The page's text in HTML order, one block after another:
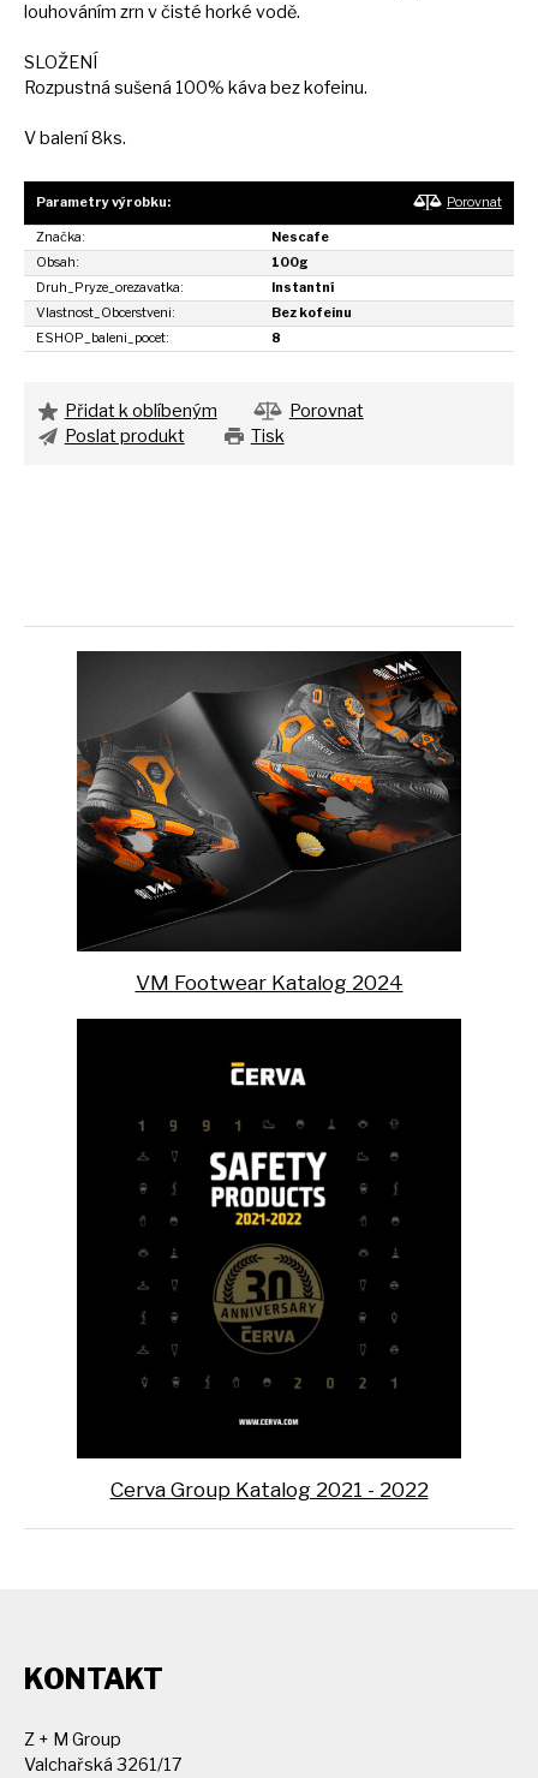
louhováním zrn včisté horké vodě.
SLOŽENÍ
Rozpustná sušená 100% káva bez kofeinu.
V balení 8ks.
Parametry výrobku: Porovnat
Značka:
Nescafe
Obsah:
100g
Druh_Pryze_orezavatka:
Instantní
Vlastnost_Obcerstveni:
Bez kofeinu
ESHOP_baleni_pocet:
8
Přidat k oblíbeným
Porovnat
Poslat produkt
Tisk
VM Footwear Katalog 2024
Cerva Group Katalog 2021 - 2022
KONTAKT
Z + M Group
Valchařská 3261/17